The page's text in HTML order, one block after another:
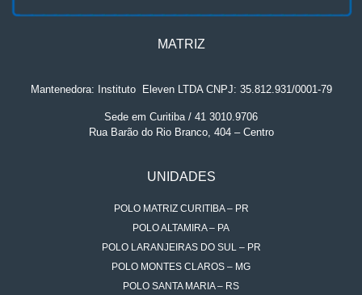
MATRIZ
Mantenedora: Instituto. Eleven LTDA CNPJ: 35.812.931/0001-79
Sede em Curitiba / 41 3010.9706
Rua Barão do Rio Branco, 404 – Centro
UNIDADES
POLO MATRIZ CURITIBA – PR
POLO ALTAMIRA – PA
POLO LARANJEIRAS DO SUL – PR
POLO MONTES CLAROS – MG
POLO SANTA MARIA – RS